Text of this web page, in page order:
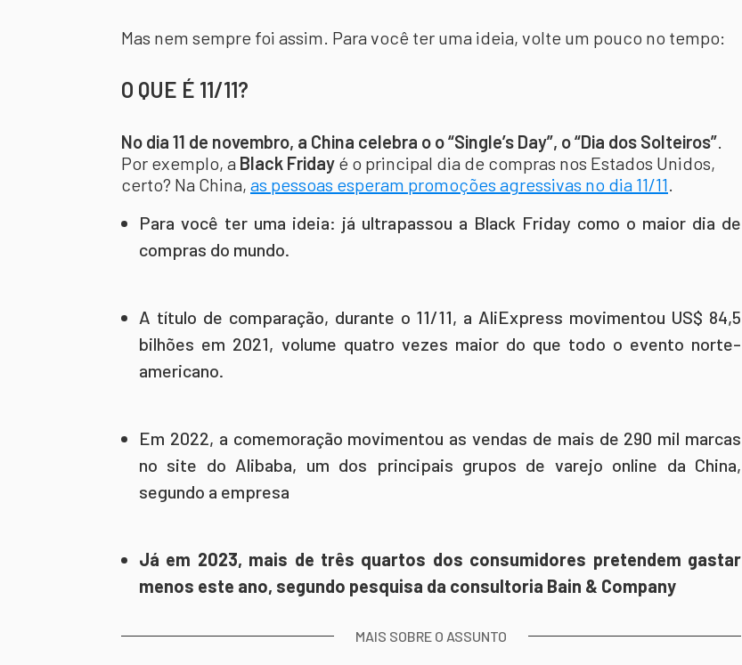
Mas nem sempre foi assim. Para você ter uma ideia, volte um pouco no tempo:
O QUE É 11/11?
No dia 11 de novembro, a China celebra o o “Single’s Day”, o “Dia dos Solteiros”.
Por exemplo, a Black Friday é o principal dia de compras nos Estados Unidos,
certo? Na China, as pessoas esperam promoções agressivas no dia 11/11.
Para você ter uma ideia: já ultrapassou a Black Friday como o maior dia de
compras do mundo.
A título de comparação, durante o 11/11, a AliExpress movimentou US$ 84,5
bilhões em 2021, volume quatro vezes maior do que todo o evento norte-
americano.
Em 2022, a comemoração movimentou as vendas de mais de 290 mil marcas
no site do Alibaba, um dos principais grupos de varejo online da China,
segundo a empresa
Já em 2023, mais de três quartos dos consumidores pretendem gastar
menos este ano, segundo pesquisa da consultoria Bain & Company
MAIS SOBRE O ASSUNTO